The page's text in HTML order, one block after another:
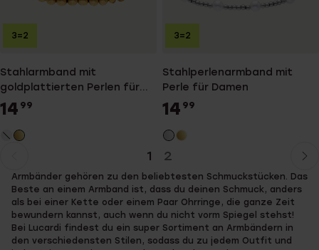
Stahlarmband mit
goldplattierten Perlen für
Damen
14 99
3=2
Stahlperlenarmband mit
Perle für Damen
14 99
3=2
Seite
1 2
zur
Seite
Armbänder gehören zu den beliebtesten Schmuckstücken. Das
Beste an einem Armband ist, dass du deinen Schmuck, anders
als bei einer Kette oder einem Paar Ohrringe, die ganze Zeit
bewundern kannst, auch wenn du nicht vorm Spiegel stehst!
Bei Lucardi findest du ein super Sortiment an Armbändern in
den verschiedensten Stilen, sodass du zu jedem Outfit und